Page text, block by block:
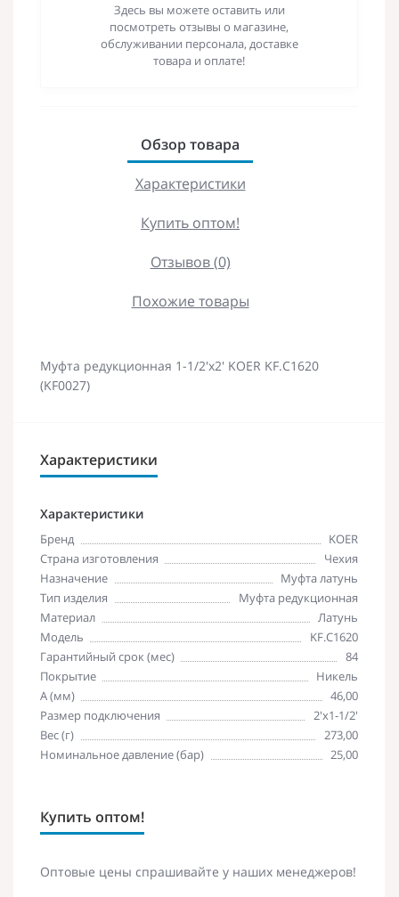
Здесь вы можете оставить или
посмотреть отзывы о магазине,
обслуживании персонала, доставке
товара и оплате!
Обзор товара
Характеристики
Купить оптом!
Отзывов (0)
Похожие товары
Муфта редукционная 1-1/2'x2' KOER KF.C1620
(KF0027)
Характеристики
Характеристики
Бренд
KOER
Страна изготовления
Чехия
Назначение
Муфта латунь
Тип изделия
Муфта редукционная
Материал
Латунь
Модель
KF.C1620
Гарантийный срок (мес)
84
Покрытие
Никель
A (мм)
46,00
Размер подключения
2'х1-1/2'
Вес (г)
273,00
Номинальное давление (бар)
25,00
Купить оптом!
Оптовые цены спрашивайте у наших менеджеров!